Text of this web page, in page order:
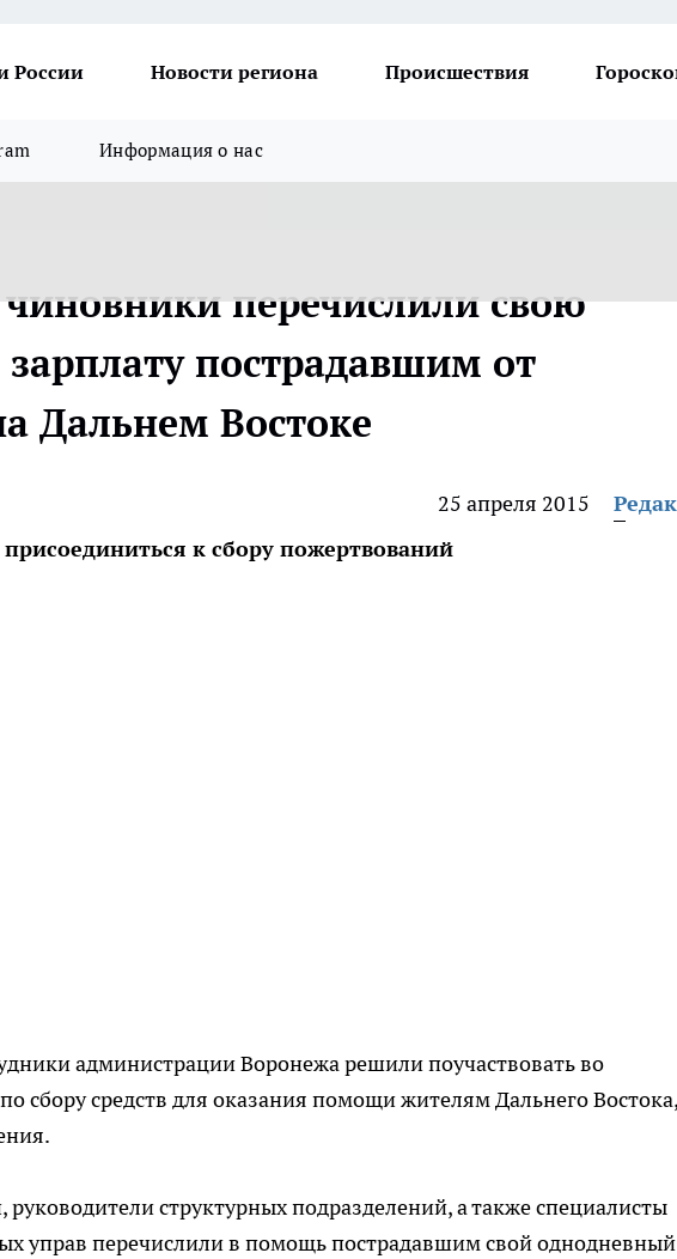
России Новости региона Происшествия
Информация о нас
перечислили свою
пострадавшим от
Дальнем Востоке
25 апреля 2015
к сбору пожертвований
администрации Воронежа решили поучаствовать во
сбору средств для оказания помощи жителям Дальнего Востока,
руководители структурных подразделений, а также специалисты
управ перечислили в помощь пострадавшим свой однодневный